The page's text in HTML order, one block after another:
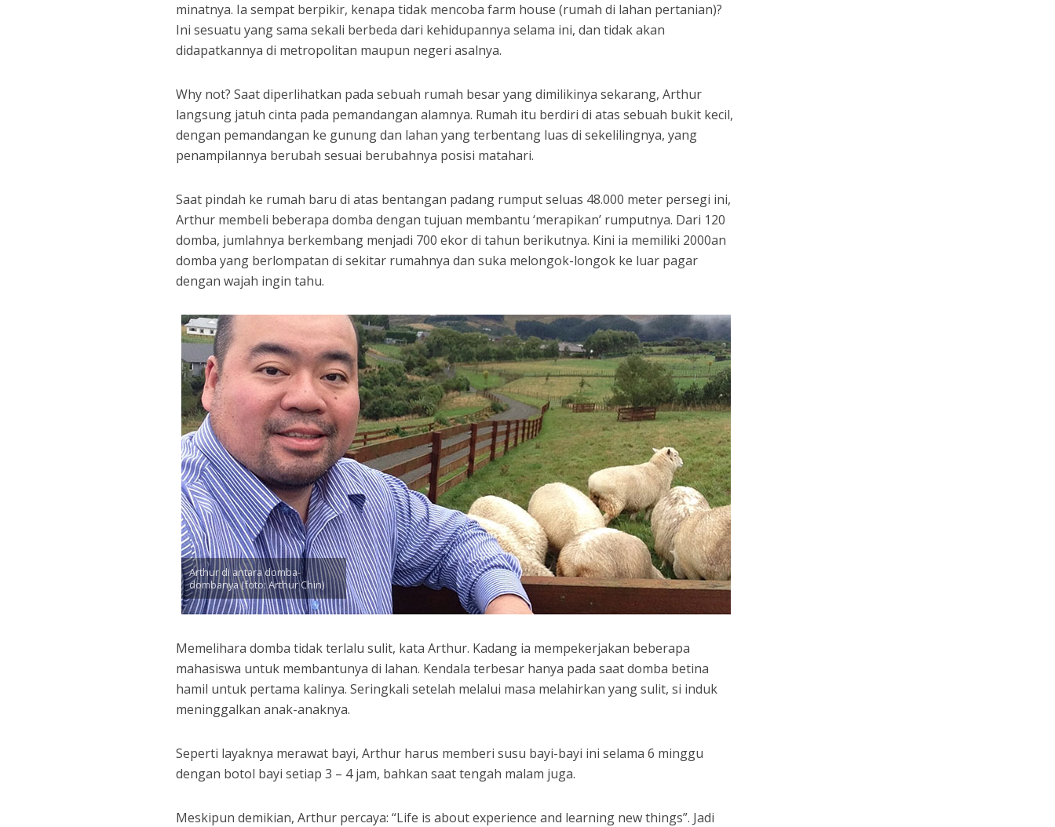
minatnya. Ia sempat berpikir, kenapa tidak mencoba farm house (rumah di lahan pertanian)?
Ini sesuatu yang sama sekali berbeda dari kehidupannya selama ini, dan tidak akan
didapatkannya di metropolitan maupun negeri asalnya.
Why not? Saat diperlihatkan pada sebuah rumah besar yang dimilikinya sekarang, Arthur
langsung jatuh cinta pada pemandangan alamnya. Rumah itu berdiri di atas sebuah bukit kecil,
dengan pemandangan ke gunung dan lahan yang terbentang luas di sekelilingnya, yang
penampilannya berubah sesuai berubahnya posisi matahari.
Saat pindah ke rumah baru di atas bentangan padang rumput seluas 48.000 meter persegi ini,
Arthur membeli beberapa domba dengan tujuan membantu ‘merapikan’ rumputnya. Dari 120
domba, jumlahnya berkembang menjadi 700 ekor di tahun berikutnya. Kini ia memiliki 2000an
domba yang berlompatan di sekitar rumahnya dan suka melongok-longok ke luar pagar
dengan wajah ingin tahu.
Arthur di antara domba-
dombanya (foto: Arthur Chin)
Memelihara domba tidak terlalu sulit, kata Arthur. Kadang ia mempekerjakan beberapa
mahasiswa untuk membantunya di lahan. Kendala terbesar hanya pada saat domba betina
hamil untuk pertama kalinya. Seringkali setelah melalui masa melahirkan yang sulit, si induk
meninggalkan anak-anaknya.
Seperti layaknya merawat bayi, Arthur harus memberi susu bayi-bayi ini selama 6 minggu
dengan botol bayi setiap 3 – 4 jam, bahkan saat tengah malam juga.
Meskipun demikian, Arthur percaya: “Life is about experience and learning new things”. Jadi